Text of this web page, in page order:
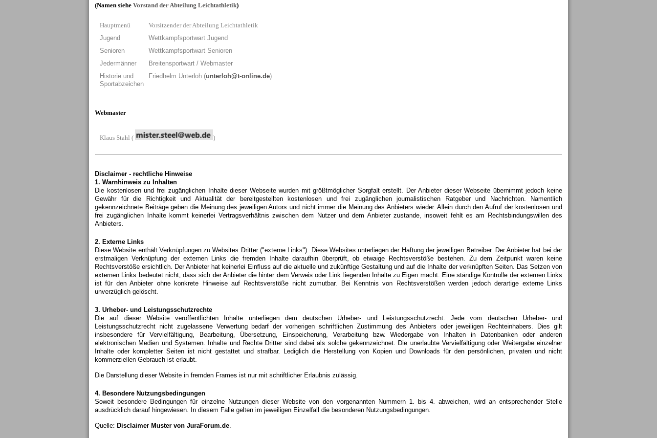
(Namen siehe Vorstand der Abteilung Leichtathletik)
Hauptmenü
Vorsitzender der Abteilung Leichtathletik
Jugend
Wettkampfsportwart Jugend
Senioren
Wettkampfsportwart Senioren
Jedermänner
Breitensportwart / Webmaster
Historie und
Sportabzeichen
Friedhelm Unterloh (unterloh@t-online.de)
Webmaster
Klaus Stahl ( )
Disclaimer - rechtliche Hinweise
1. Warnhinweis zu Inhalten
Die kostenlosen und frei zugänglichen Inhalte dieser Webseite wurden mit größtmöglicher Sorgfalt erstellt. Der Anbieter dieser Webseite übernimmt jedoch keine
Gewähr für die Richtigkeit und Aktualität der bereitgestellten kostenlosen und frei zugänglichen journalistischen Ratgeber und Nachrichten. Namentlich
gekennzeichnete Beiträge geben die Meinung des jeweiligen Autors und nicht immer die Meinung des Anbieters wieder. Allein durch den Aufruf der kostenlosen und
frei zugänglichen Inhalte kommt keinerlei Vertragsverhältnis zwischen dem Nutzer und dem Anbieter zustande, insoweit fehlt es am Rechtsbindungswillen des
Anbieters.
2. Externe Links
Diese Website enthält Verknüpfungen zu Websites Dritter ("externe Links"). Diese Websites unterliegen der Haftung der jeweiligen Betreiber. Der Anbieter hat bei der
erstmaligen Verknüpfung der externen Links die fremden Inhalte daraufhin überprüft, ob etwaige Rechtsverstöße bestehen. Zu dem Zeitpunkt waren keine
Rechtsverstöße ersichtlich. Der Anbieter hat keinerlei Einfluss auf die aktuelle und zukünftige Gestaltung und auf die Inhalte der verknüpften Seiten. Das Setzen von
externen Links bedeutet nicht, dass sich der Anbieter die hinter dem Verweis oder Link liegenden Inhalte zu Eigen macht. Eine ständige Kontrolle der externen Links
ist für den Anbieter ohne konkrete Hinweise auf Rechtsverstöße nicht zumutbar. Bei Kenntnis von Rechtsverstößen werden jedoch derartige externe Links
unverzüglich gelöscht.
3. Urheber- und Leistungsschutzrechte
Die auf dieser Website veröffentlichten Inhalte unterliegen dem deutschen Urheber- und Leistungsschutzrecht. Jede vom deutschen Urheber- und
Leistungsschutzrecht nicht zugelassene Verwertung bedarf der vorherigen schriftlichen Zustimmung des Anbieters oder jeweiligen Rechteinhabers. Dies gilt
insbesondere für Vervielfältigung, Bearbeitung, Übersetzung, Einspeicherung, Verarbeitung bzw. Wiedergabe von Inhalten in Datenbanken oder anderen
elektronischen Medien und Systemen. Inhalte und Rechte Dritter sind dabei als solche gekennzeichnet. Die unerlaubte Vervielfältigung oder Weitergabe einzelner
Inhalte oder kompletter Seiten ist nicht gestattet und strafbar. Lediglich die Herstellung von Kopien und Downloads für den persönlichen, privaten und nicht
kommerziellen Gebrauch ist erlaubt.
Die Darstellung dieser Website in fremden Frames ist nur mit schriftlicher Erlaubnis zulässig.
4. Besondere Nutzungsbedingungen
Soweit besondere Bedingungen für einzelne Nutzungen dieser Website von den vorgenannten Nummern 1. bis 4. abweichen, wird an entsprechender Stelle
ausdrücklich darauf hingewiesen. In diesem Falle gelten im jeweiligen Einzelfall die besonderen Nutzungsbedingungen.
Quelle: Disclaimer Muster von JuraForum.de.